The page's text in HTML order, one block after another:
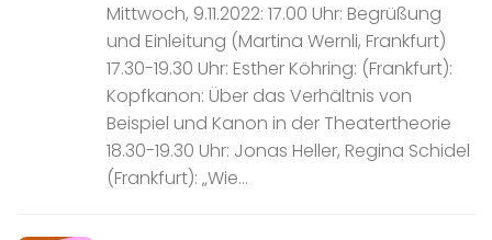
Mittwoch, 9.11.2022: 17.00 Uhr: Begrüßung
und Einleitung (Martina Wernli, Frankfurt)
17.30-19.30 Uhr: Esther Köhring: (Frankfurt):
Kopfkanon: Über das Verhältnis von
Beispiel und Kanon in der Theatertheorie
18.30-19.30 Uhr: Jonas Heller, Regina Schidel
(Frankfurt): „Wie...